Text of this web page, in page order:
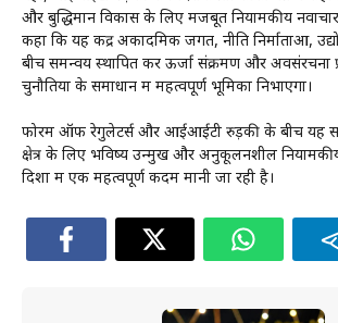
और बुद्धिमान विकास के लिए मजबूत नियामकीय
कहा कि यह केंद्र अकादमिक जगत, नीति निर्माताओं,
बीच समन्वय स्थापित कर ऊर्जा संक्रमण और अवसंरचना
चुनौतियों के समाधान में महत्वपूर्ण भूमिका निभाएगा।
फोरम ऑफ रेगुलेटर्स और आईआईटी रुड़की के बीच यह
क्षेत्र के लिए भविष्य उन्मुख और अनुकूलनशील
दिशा में एक महत्वपूर्ण कदम मानी जा रही है।